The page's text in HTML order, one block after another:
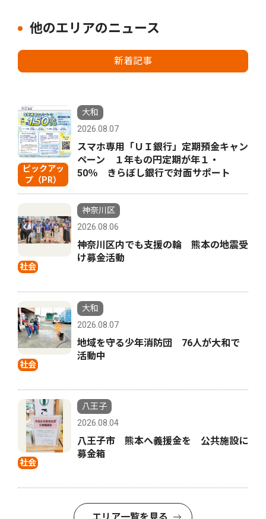
他のエリアのニュース
新着記事
ピックアッ
プ（PR）
大和
2026.08.07
スマホ専用「ＵＩ銀行」定期預金キャン
ペーン １年もの円定期が年１・
50％ きらぼし銀行で対面サポート
社会
神奈川区
2026.08.06
神奈川区内でも支援の輪 熊本の地震受
け募金活動
社会
大和
2026.08.07
地域を守る少年消防団 76人が大和で
活動中
社会
八王子
2026.08.04
八王子市 熊本へ義援金を 公共施設に
募金箱